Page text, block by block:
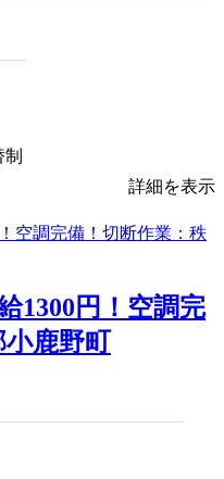
詳細を表示
1300円！空調完
鹿野町